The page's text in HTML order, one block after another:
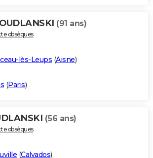
(91 ans)
obsèques
lès-Leups (Aisne)
(Paris)
(56 ans)
obsèques
(Calvados)